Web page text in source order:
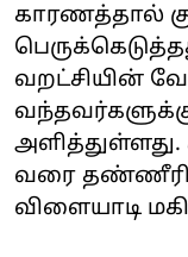
காரணத்தால்
வறட்சியின்
அளித்துள்ளது.
வரை தண்ணீரில்
விளையாடி